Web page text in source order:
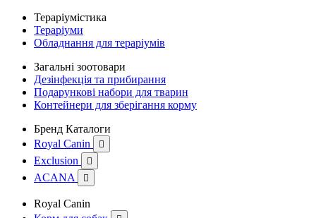
Тераріумістика
Тераріуми
Обладнання для тераріумів
Загальні зоотовари
Дезінфекція та прибирання
Подарункові набори для тварин
Контейнери для зберігання корму
Бренд Каталоги
Royal Canin

Exclusion 
ACANA 
Royal Canin